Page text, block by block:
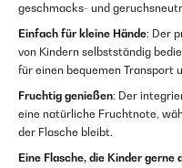
geschmacks- und
Einfach für kleine Hände: Der
von Kindern selbstständig
für einen bequemen Transport
Fruchtig genießen: Der
eine natürliche Fruchtnote,
der Flasche bleibt.
Eine Flasche, die Kinder gerne